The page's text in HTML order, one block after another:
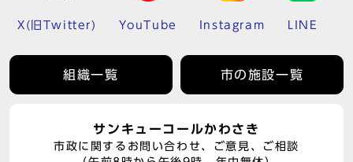
X(旧Twitter) YouTube Instagram LINE
組織一覧 市の施設一覧
サンキューコールかわさき
市政に関するお問い合わせ、ご意見、ご相談